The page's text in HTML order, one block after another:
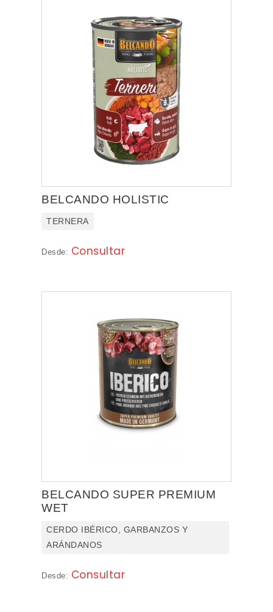
BELCANDO HOLISTIC
TERNERA
Desde: Consultar
BELCANDO SUPER PREMIUM
WET
CERDO IBÉRICO, GARBANZOS Y
ARÁNDANOS
Desde: Consultar